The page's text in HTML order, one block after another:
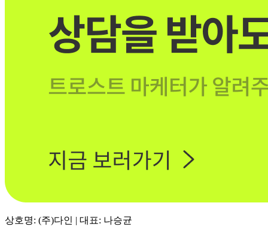
상호명: (주)다인 | 대표: 나승균